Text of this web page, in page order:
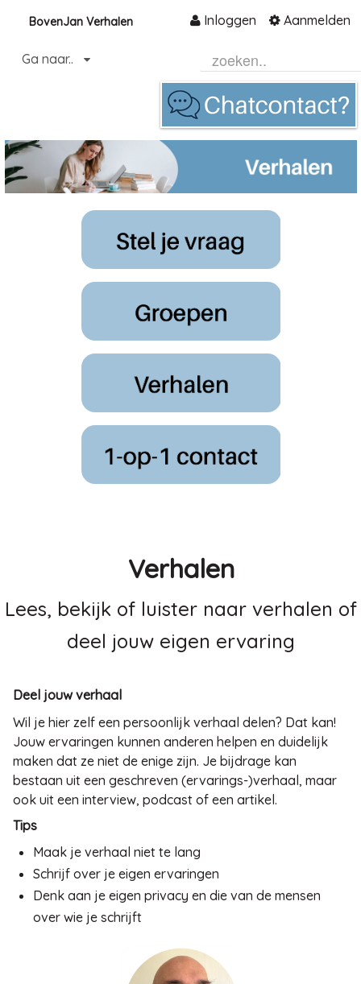
Naar content
Inloggen Aanmelden
BovenJan Verhalen
Home
Hulp en ondersteuning
Over ons platform
Ga naar..
Verhalen
Lees, bekijk of luister naar verhalen of
deel jouw eigen ervaring
Deel jouw verhaal
Wil je hier zelf een persoonlijk verhaal delen? Dat kan!
Jouw ervaringen kunnen anderen helpen en duidelijk
maken dat ze niet de enige zijn. Je bijdrage kan
bestaan uit een geschreven (ervarings-)verhaal, maar
ook uit een interview, podcast of een artikel.
Tips
Maak je verhaal niet te lang
Schrijf over je eigen ervaringen
Denk aan je eigen privacy en die van de mensen
over wie je schrijft